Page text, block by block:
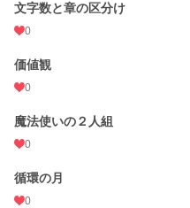
文字数と章の区分け
0
価値観
0
魔法使いの２人組
0
循環の月
0